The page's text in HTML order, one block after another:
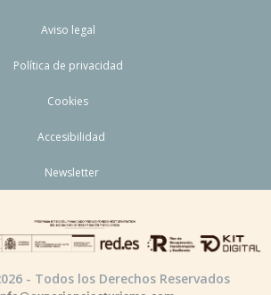
Aviso legal
Política de privacidad
Cookies
Accesibilidad
Newsletter
- Todos los Derechos Reservados